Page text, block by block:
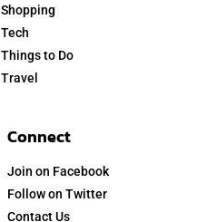
Shopping
Tech
Things to Do
Travel
Connect
Join on Facebook
Follow on Twitter
Contact Us